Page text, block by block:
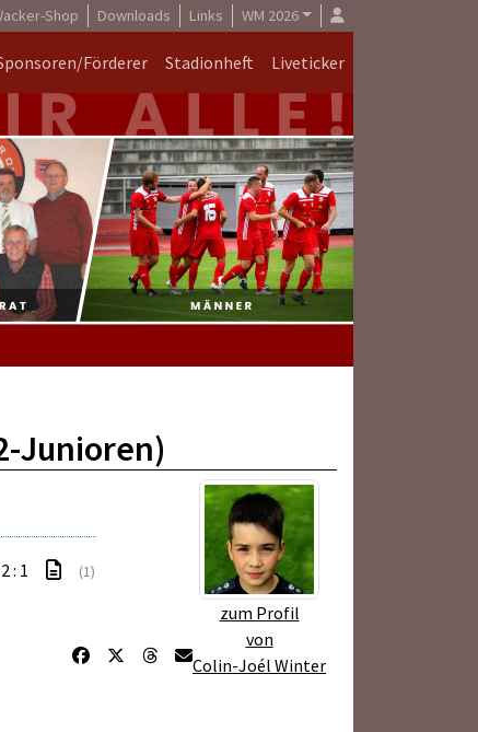
Shop Downloads Links WM 2026
Förderer Stadionheft Liveticker
Junioren)
zum Profil
von
Colin-Joél Winter
2 : 1 (1)